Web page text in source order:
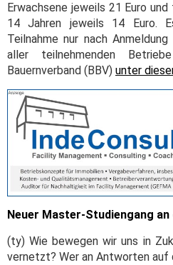
Erwachsene jeweils 21 Euro
14 Jahren jeweils 14 Euro.
Teilnahme nur nach
aller teilnehmenden
Bauernverband (BBV) unter
Neuer Master-Studiengang an
(ty) Wie bewegen wir uns in
vernetzt? Wer an Antworten auf